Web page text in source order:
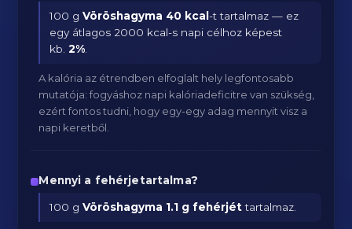
100 gVöröshagyma 40 kcal-t tartalmaz — ez
egy átlagos 2000 kcal-s napi célhoz képest
kb.2%
A kalória az étrendben elfoglalt hely legfontosabb
mutatója: fogyáshoz napi kalóriadeficitre van szükség,
ezért fontos tudni, hogy egy-egy adag mennyit visz a
napi keretből.
Mennyi a fehérjetartalma?
100 gVöröshagyma 1.1 g fehérjéttartalmaz.